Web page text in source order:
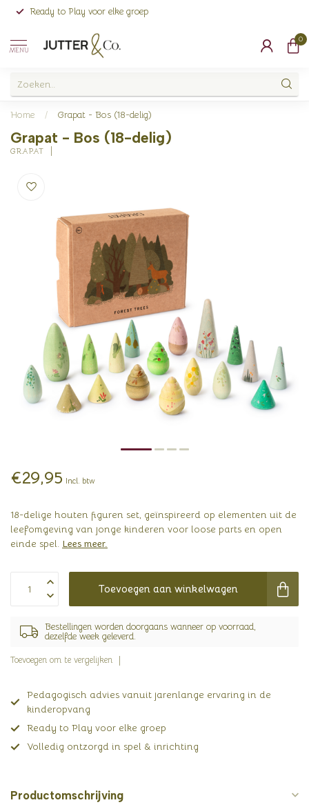
Ready to Play voor elke groep
MENU
0
Home / Grapat - Bos (18-delig)
Grapat - Bos (18-delig)
GRAPAT
€29,95 Incl. btw
18-delige houten figuren set, geïnspireerd op elementen uit de
leefomgeving van jonge kinderen voor loose parts en open
einde spel. Lees meer.
Toevoegen aan winkelwagen
Bestellingen worden doorgaans wanneer op voorraad,
dezelfde week geleverd.
Toevoegen om te vergelijken
Pedagogisch advies vanuit jarenlange ervaring in de
kinderopvang
Ready to Play voor elke groep
Volledig ontzorgd in spel & inrichting
Productomschrijving